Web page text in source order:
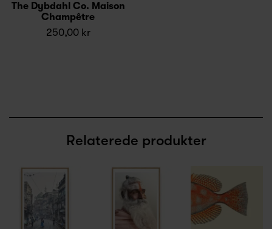
The Dybdahl Co. Maison
Champêtre
250,00 kr
Relaterede produkter